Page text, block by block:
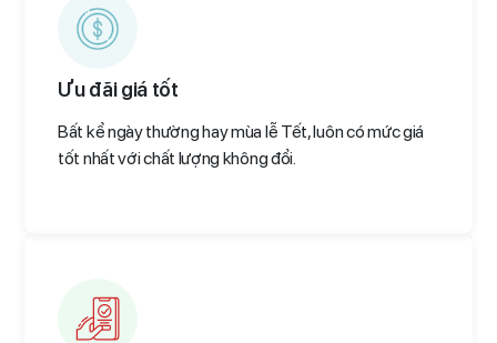
Ưu đãi giá tốt
Bất kể ngày thường hay mùa lễ Tết, luôn có mức giá
tốt nhất với chất lượng không đổi.